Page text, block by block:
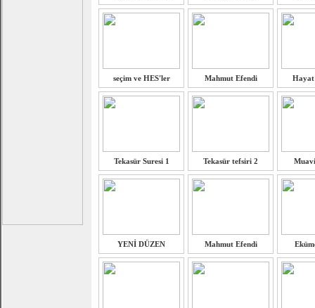
seçim ve HES'ler Mahmut Efendi
Tekasür Suresi 1 Tekasür tefsiri 2
YENİ DÜZEN Mahmut Efendi